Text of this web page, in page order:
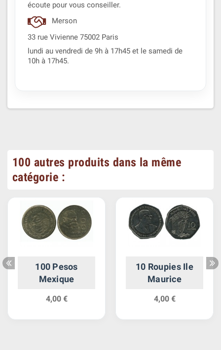
écoute pour vous conseiller.
Merson
33 rue Vivienne 75002 Paris
lundi au vendredi de 9h à 17h45 et le samedi de
10h à 17h45.
100 autres produits dans la même
catégorie :
100 Pesos
Mexique
4,00 €
10 Roupies Ile
Maurice
4,00 €